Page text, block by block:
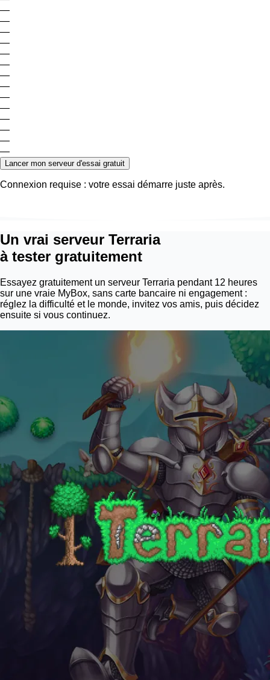
—
—
—
—
—
—
—
—
—
—
—
—
—
—
Lancer mon serveur d'essai gratuit
Connexion requise : votre essai démarre juste après.
Un vrai serveur Terraria
à tester gratuitement
Essayez gratuitement un serveur Terraria pendant 12 heures
sur une vraie MyBox, sans carte bancaire ni engagement :
réglez la difficulté et le monde, invitez vos amis, puis décidez
ensuite si vous continuez.